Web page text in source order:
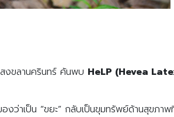
งขลานครินทร์ ค้นพบ HeLP (Hevea
งว่าเป็น “ขยะ” กลับเป็นขุมทรัพย์ด้านสุขภาพ